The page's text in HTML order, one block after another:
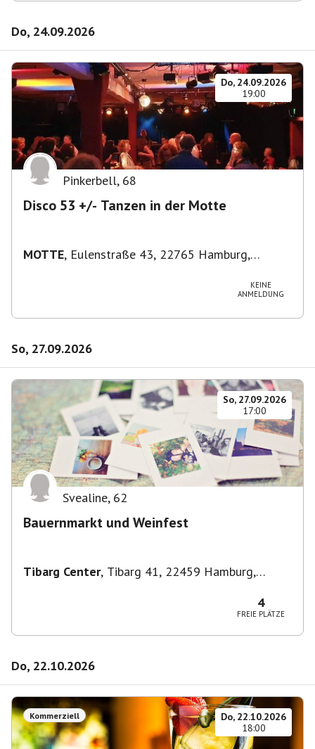
Do, 24.09.2026
Do, 24.09.2026
19:00
Pinkerbell, 68
Disco 53 +/- Tanzen in der Motte
MOTTE, Eulenstraße 43, 22765 Hamburg,
KEINE
ANMELDUNG
So, 27.09.2026
So, 27.09.2026
17:00
Svealine, 62
Bauernmarkt und Weinfest
Tibarg Center, Tibarg 41, 22459 Hamburg,
4
FREIE PLÄTZE
Do, 22.10.2026
Kommerziell
Do, 22.10.2026
18:00